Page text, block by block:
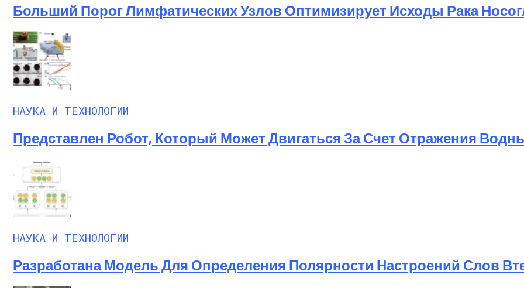
Больший Порог Лимфатических Узлов Оптимизирует Исходы Рака
НАУКА И ТЕХНОЛОГИИ
Представлен Робот, Который Может Двигаться За Счет Отражения
НАУКА И ТЕХНОЛОГИИ
Разработана Модель Для Определения Полярности Настроений Слов